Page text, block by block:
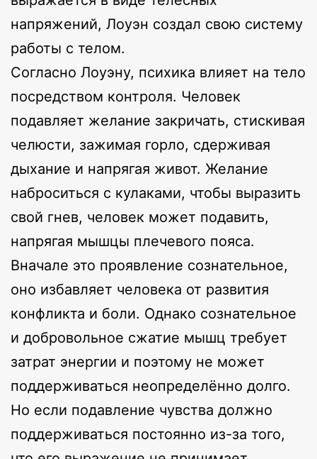
напряжений, Лоуэн создал свою систему
работы с телом.
Согласно Лоуэну, психика влияет на тело
посредством контроля. Человек
подавляет желание закричать, стискивая
челюсти, зажимая горло, сдерживая
дыхание и напрягая живот. Желание
наброситься с кулаками, чтобы выразить
свой гнев, человек может подавить,
напрягая мышцы плечевого пояса.
Вначале это проявление сознательное,
оно избавляет человека от развития
конфликта и боли. Однако сознательное
и добровольное сжатие мышц требует
затрат энергии и поэтому не может
поддерживаться неопределённо долго.
Но если подавление чувства должно
поддерживаться постоянно из-за того,